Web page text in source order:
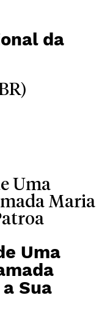
da
Uma
Maria
Uma
Sua